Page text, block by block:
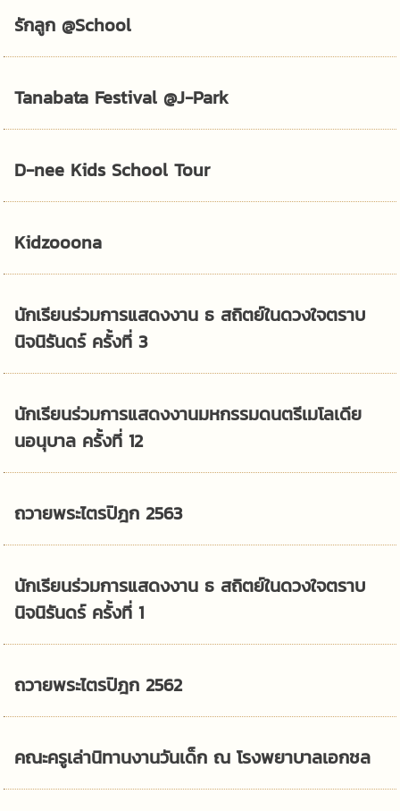
รักลูก @School
Tanabata Festival @J-Park
D-nee Kids School Tour
Kidzooona
นักเรียนร่วมการแสดงงาน ธ สถิตย์ในดวงใจตราบ
นิจนิรันดร์ ครั้งที่ 3
นักเรียนร่วมการแสดงงานมหกรรมดนตรีเมโลเดีย
นอนุบาล ครั้งที่ 12
ถวายพระไตรปิฎก 2563
นักเรียนร่วมการแสดงงาน ธ สถิตย์ในดวงใจตราบ
นิจนิรันดร์ ครั้งที่ 1
ถวายพระไตรปิฎก 2562
คณะครูเล่านิทานงานวันเด็ก ณ โรงพยาบาลเอกชล